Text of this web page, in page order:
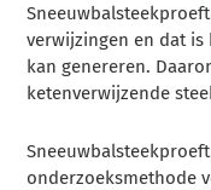
verwijzingen en dat
kan genereren.
ketenverwijzende
onderzoeksmethode